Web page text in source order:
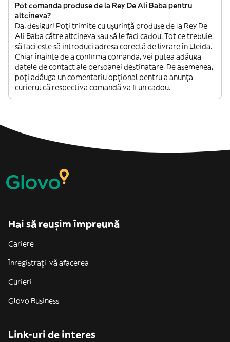
Pot comanda produse de la Rey De Ali Baba pentru
altcineva?
Da, desigur! Poți trimite cu ușurință produse de la Rey De
Ali Baba către altcineva sau să le faci cadou. Tot ce trebuie
să faci este să introduci adresa corectă de livrare în Lleida.
Chiar înainte de a confirma comanda, vei putea adăuga
datele de contact ale persoanei destinatare. De asemenea,
poți adăuga un comentariu opțional pentru a anunța
curierul că respectiva comandă va fi un cadou.
Hai să reușim împreună
Cariere
Înregistrați-vă afacerea
Curieri
Glovo Business
Link-uri de interes